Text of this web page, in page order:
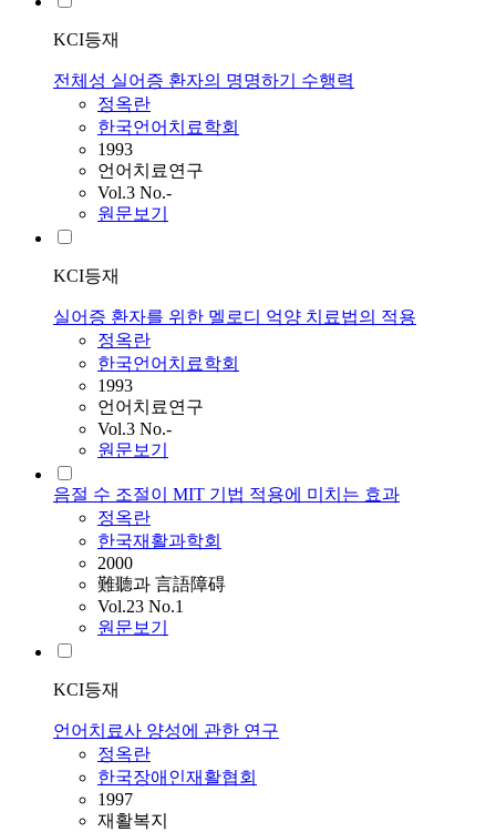
KCI등재
전체성 실어증 환자의 명명하기 수행력
정옥란
한국언어치료학회
1993
언어치료연구
Vol.3 No.-
원문보기
KCI등재
실어증 환자를 위한 멜로디 억양 치료법의 적용
정옥란
한국언어치료학회
1993
언어치료연구
Vol.3 No.-
원문보기
음절 수 조절이 MIT 기법 적용에 미치는 효과
정옥란
한국재활과학회
2000
難聽과 言語障碍
Vol.23 No.1
원문보기
KCI등재
언어치료사 양성에 관한 연구
정옥란
한국장애인재활협회
1997
재활복지